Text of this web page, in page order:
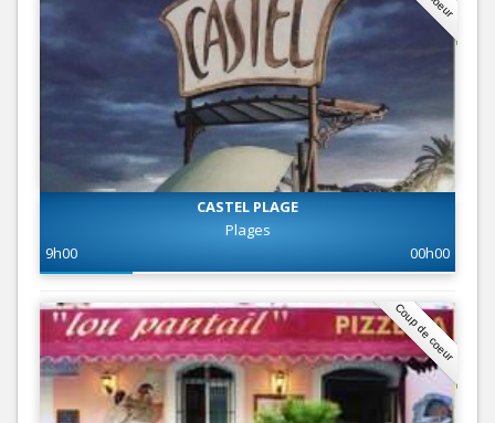
CASTEL PLAGE
Plages
9h00
00h00
Coup de coeur